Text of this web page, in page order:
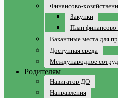
Финансово-
Закупки
План
Вакантные места для
Доступная среда
Международное
Родителям
Навигатор ДО
Направления